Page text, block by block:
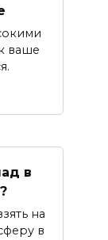
ваше
в
на
в